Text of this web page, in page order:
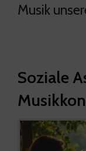
Musik
Soziale